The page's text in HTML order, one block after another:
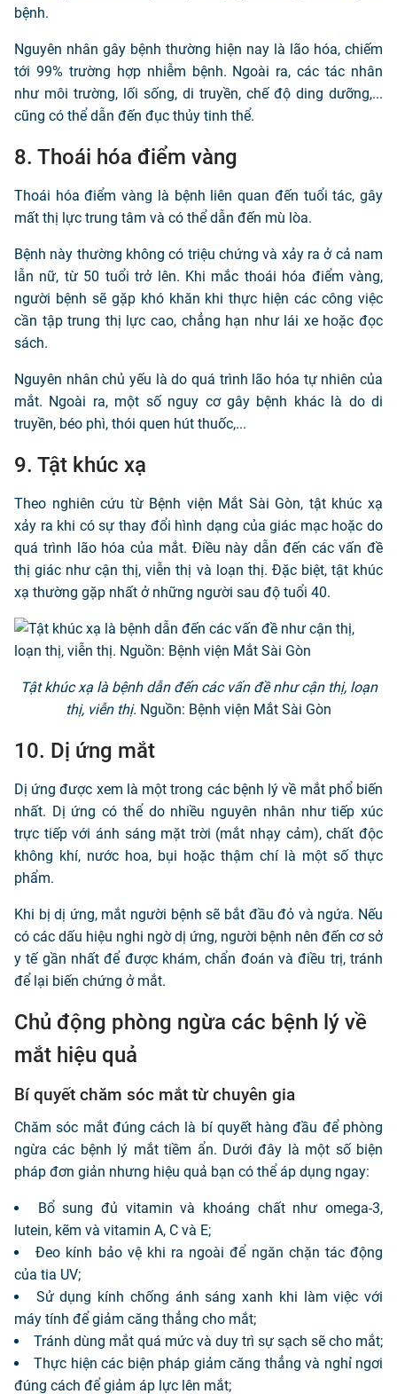
bệnh.
Nguyên nhân gây bệnh thường hiện nay là lão hóa, chiếm
tới 99% trường hợp nhiễm bệnh. Ngoài ra, các tác nhân
như môi trường, lối sống, di truyền, chế độ ding dưỡng,...
cũng có thể dẫn đến đục thủy tinh thể.
8. Thoái hóa điểm vàng
Thoái hóa điểm vàng là bệnh liên quan đến tuổi tác, gây
mất thị lực trung tâm và có thể dẫn đến mù lòa.
Bệnh này thường không có triệu chứng và xảy ra ở cả nam
lẫn nữ, từ 50 tuổi trở lên. Khi mắc thoái hóa điểm vàng,
người bệnh sẽ gặp khó khăn khi thực hiện các công việc
cần tập trung thị lực cao, chẳng hạn như lái xe hoặc đọc
sách.
Nguyên nhân chủ yếu là do quá trình lão hóa tự nhiên của
mắt. Ngoài ra, một số nguy cơ gây bệnh khác là do di
truyền, béo phì, thói quen hút thuốc,...
9. Tật khúc xạ
Theo nghiên cứu từ Bệnh viện Mắt Sài Gòn, tật khúc xạ
xảy ra khi có sự thay đổi hình dạng của giác mạc hoặc do
quá trình lão hóa của mắt. Điều này dẫn đến các vấn đề
thị giác như cận thị, viễn thị và loạn thị. Đặc biệt, tật khúc
xạ thường gặp nhất ở những người sau độ tuổi 40.
Tật khúc xạ là bệnh dẫn đến các vấn đề như cận thị, loạn
thị, viễn thị. Nguồn: Bệnh viện Mắt Sài Gòn
10. Dị ứng mắt
Dị ứng được xem là một trong các bệnh lý về mắt phổ biến
nhất. Dị ứng có thể do nhiều nguyên nhân như tiếp xúc
trực tiếp với ánh sáng mặt trời (mắt nhạy cảm), chất độc
không khí, nước hoa, bụi hoặc thậm chí là một số thực
phẩm.
Khi bị dị ứng, mắt người bệnh sẽ bắt đầu đỏ và ngứa. Nếu
có các dấu hiệu nghi ngờ dị ứng, người bệnh nên đến cơ sở
y tế gần nhất để được khám, chẩn đoán và điều trị, tránh
để lại biến chứng ở mắt.
Chủ động phòng ngừa các bệnh lý về
mắt hiệu quả
Bí quyết chăm sóc mắt từ chuyên gia
Chăm sóc mắt đúng cách là bí quyết hàng đầu để phòng
ngừa các bệnh lý mắt tiềm ẩn. Dưới đây là một số biện
pháp đơn giản nhưng hiệu quả bạn có thể áp dụng ngay:
Bổ sung đủ vitamin và khoáng chất như omega-3,
lutein, kẽm và vitamin A, C và E;
Đeo kính bảo vệ khi ra ngoài để ngăn chặn tác động
của tia UV;
Sử dụng kính chống ánh sáng xanh khi làm việc với
máy tính để giảm căng thẳng cho mắt;
Tránh dùng mắt quá mức và duy trì sự sạch sẽ cho mắt;
Thực hiện các biện pháp giảm căng thẳng và nghỉ ngơi
đúng cách để giảm áp lực lên mắt;